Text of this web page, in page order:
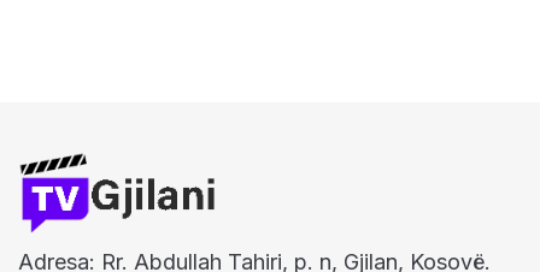
Adresa: Rr. Abdullah Tahiri, p. n, Gjilan, Kosovë.